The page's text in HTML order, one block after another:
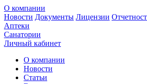
О компании
Новости Документы Лицензии
Аптеки
Санатории
Личный кабинет
О компании
Новости
Статьи